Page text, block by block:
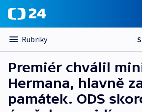
Rubriky
Premiér chválil
Hermana, hlavně
památek. ODS